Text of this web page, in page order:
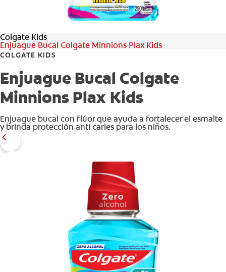
Colgate Kids
Enjuague Bucal Colgate Minnions Plax Kids
COLGATE KIDS
Enjuague Bucal Colgate
Minnions Plax Kids
Enjuague bucal con flúor que ayuda a fortalecer el esmalte
y brinda protección anti caries para los niños.